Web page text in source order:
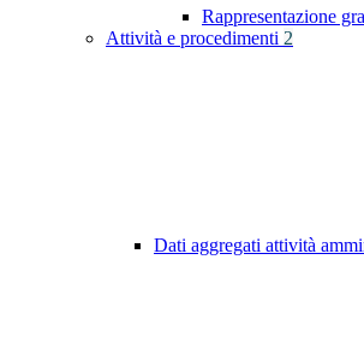
Rappresentazione
Attività e procedimenti 2
Dati aggregati attività